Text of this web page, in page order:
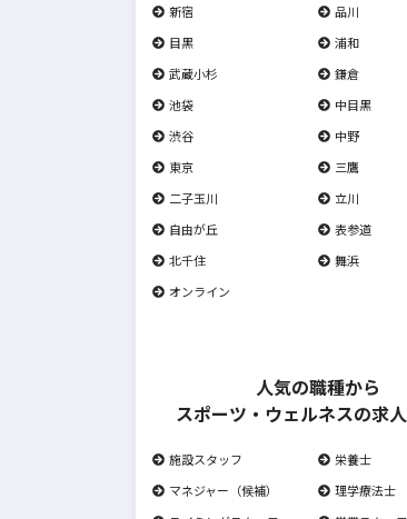
新宿
品川
目黒
浦和
武蔵小杉
鎌倉
池袋
中目黒
渋谷
中野
東京
三鷹
二子玉川
立川
自由が丘
表参道
北千住
舞浜
オンライン
人気の職種から
スポーツ・ウェルネスの求
施設スタッフ
栄養士
マネジャー（候補）
理学療法士